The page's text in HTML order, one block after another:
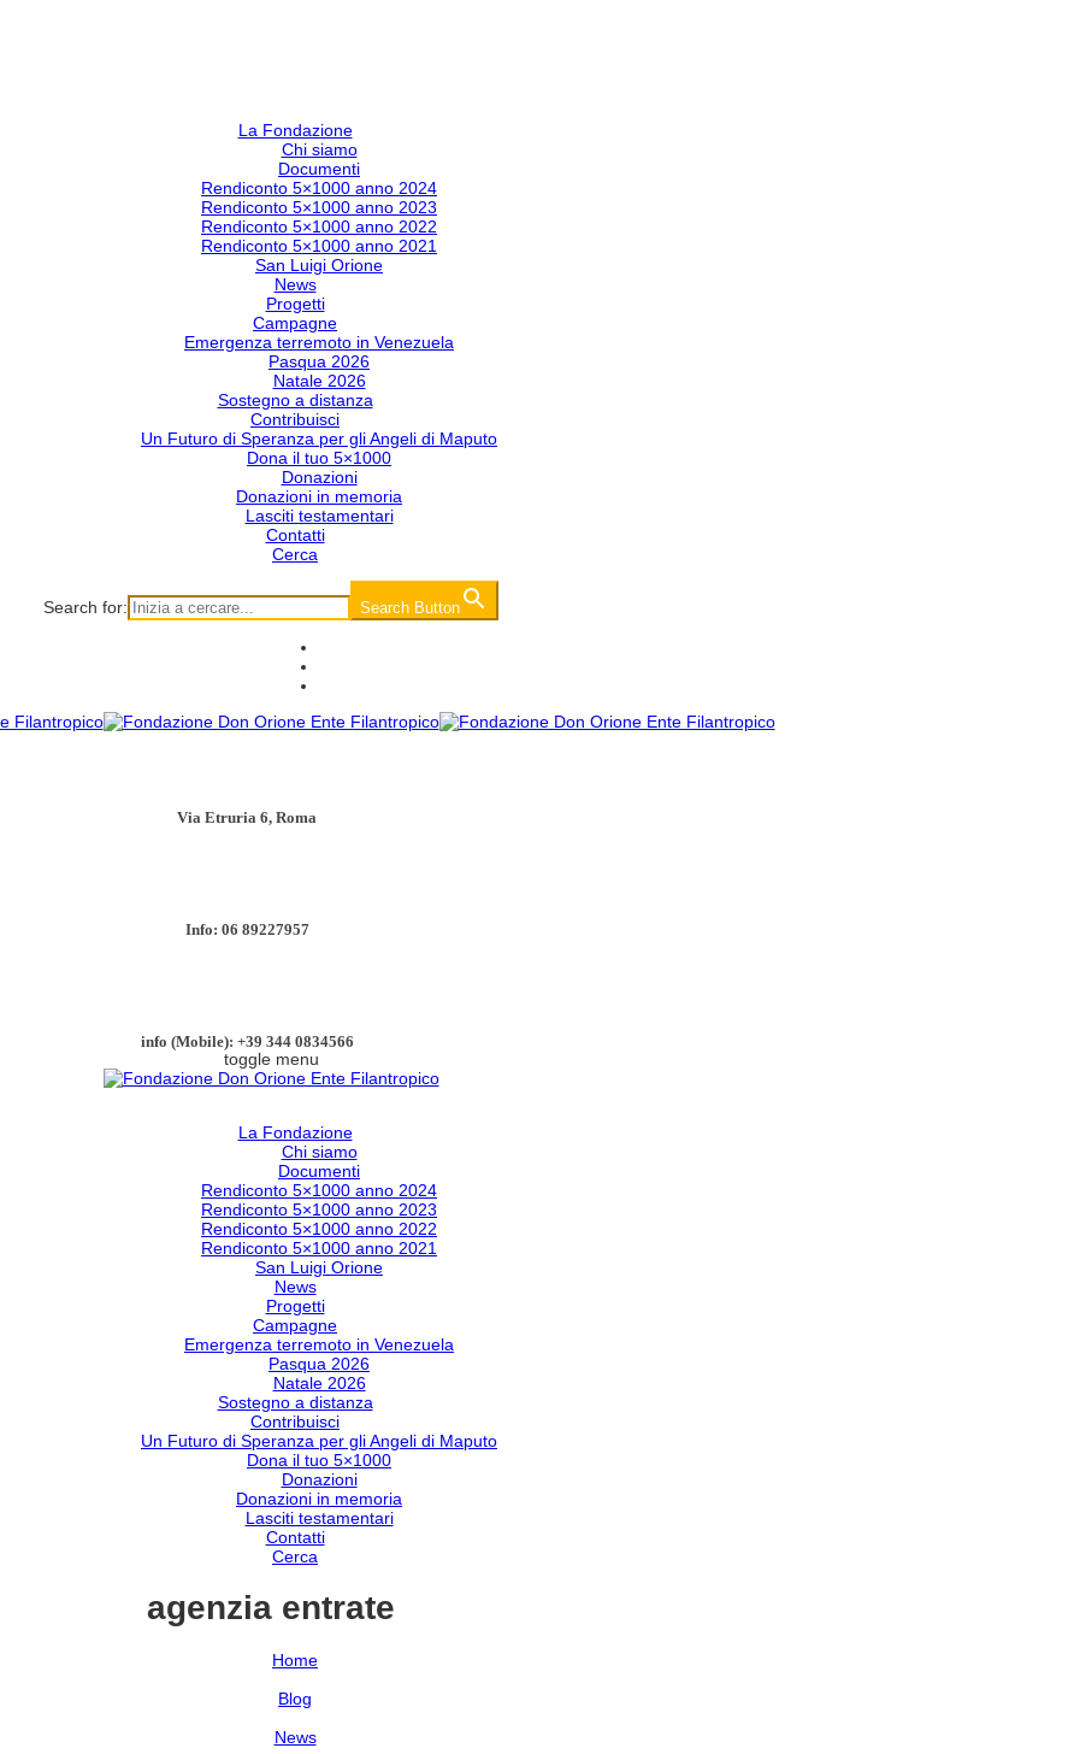
La Fondazione
Chi siamo
Documenti
Rendiconto 5×1000 anno 2024
Rendiconto 5×1000 anno 2023
Rendiconto 5×1000 anno 2022
Rendiconto 5×1000 anno 2021
San Luigi Orione
News
Progetti
Campagne
Emergenza terremoto in Venezuela
Pasqua 2026
Natale 2026
Sostegno a distanza
Contribuisci
Un Futuro di Speranza per gli Angeli di Maputo
Dona il tuo 5×1000
Donazioni
Donazioni in memoria
Lasciti testamentari
Contatti
Cerca
Search for: Search Button
Via Etruria 6, Roma
Info: 06 89227957
info (Mobile): +39 344 0834566
toggle menu
La Fondazione
Chi siamo
Documenti
Rendiconto 5×1000 anno 2024
Rendiconto 5×1000 anno 2023
Rendiconto 5×1000 anno 2022
Rendiconto 5×1000 anno 2021
San Luigi Orione
News
Progetti
Campagne
Emergenza terremoto in Venezuela
Pasqua 2026
Natale 2026
Sostegno a distanza
Contribuisci
Un Futuro di Speranza per gli Angeli di Maputo
Dona il tuo 5×1000
Donazioni
Donazioni in memoria
Lasciti testamentari
Contatti
Cerca
agenzia entrate
Home
Blog
News